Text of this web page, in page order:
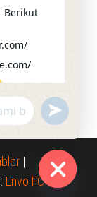
|
Envo FC
Berikut
kRkgZ
u
n
d
e
i